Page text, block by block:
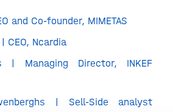
and Co-founder, MIMETAS
CEO, Ncardia
| Managing Director, INKEF
| Sell-Side analyst